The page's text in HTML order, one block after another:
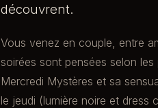
découvrent.
Vous venez en couple, entre
soirées sont pensées selon
Mercredi Mystères et sa
le jeudi (lumière noire et dress